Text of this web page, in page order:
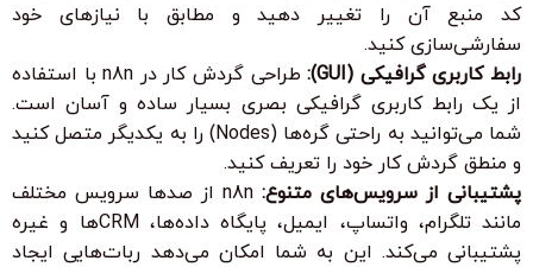
کد منبع آن را تغییر دهید و مطابق با نیازهای خود
سفارشی‌سازی کنید.
رابط کاربری گرافیکی (GUI):
طراحی گردش کار در n8n با استفاده
از یک رابط کاربری گرافیکی بصری بسیار ساده و آسان است.
شما می‌توانید به راحتی گره‌ها (Nodes) را به یکدیگر متصل کنید
و منطق گردش کار خود را تعریف کنید.
پشتیبانی از سرویس‌های متنوع:
n8n از صدها سرویس مختلف
مانند تلگرام، واتساپ، ایمیل، پایگاه داده‌ها، CRMها و غیره
پشتیبانی می‌کند. این به شما امکان می‌دهد ربات‌هایی ایجاد